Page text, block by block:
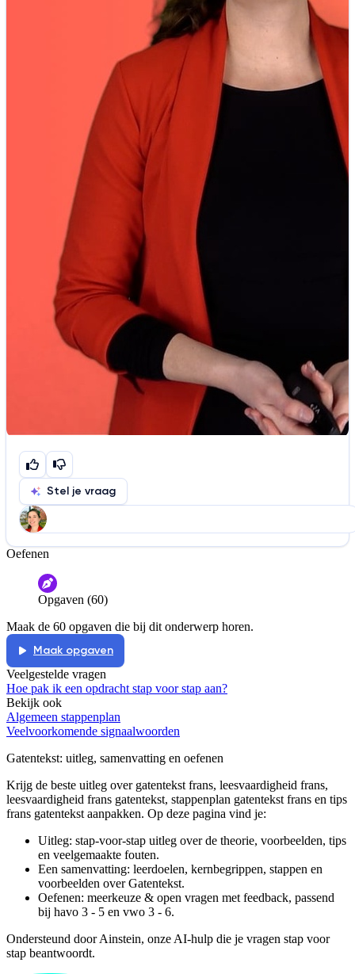
Stel je vraag
Help ons de video te verbeteren
De audio is slecht
Informatie is onjuist
De docent is te langdradig
De uitleg gaat te langzaam
Afspelen werkte niet
Iets anders
Oefenen
Opgaven (60)
Maak de 60 opgaven die bij dit onderwerp horen.
Maak opgaven
Veelgestelde vragen
Hoe pak ik een opdracht stap voor stap aan?
Bekijk ook
Algemeen stappenplan
Veelvoorkomende signaalwoorden
Gatentekst: uitleg, samenvatting en oefenen
Krijg de beste uitleg over gatentekst frans, leesvaardigheid frans,
leesvaardigheid frans gatentekst, stappenplan gatentekst frans en tips
frans gatentekst aanpakken. Op deze pagina vind je:
Uitleg: stap-voor-stap uitleg over de theorie, voorbeelden, tips
en veelgemaakte fouten.
Een samenvatting: leerdoelen, kernbegrippen, stappen en
voorbeelden overGatentekst.
Oefenen: meerkeuze & open vragen met feedback, passend
bij havo 3 - 5 en vwo 3 - 6.
Ondersteund door Ainstein, onze AI-hulp die je vragen stap voor
stap beantwoordt.